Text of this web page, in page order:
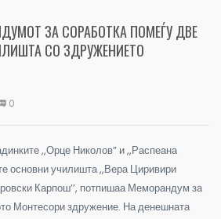
ЗА СОРАБОТКА ПОМЕЃУ ДВЕ
СО ЗДРУЖЕНИЕТО
0
,,Орце Николов” и ,,Распеана
основни училишта ,,Вера Циривири
Карпош’’, потпишаа Меморандум за
Монтесори здружение. На денешната